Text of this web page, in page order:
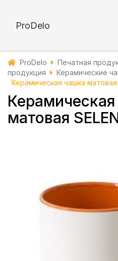
ProDelo
ProDelo Печатная
продукция
Керамические
Керамическая чашка матовая
матовая